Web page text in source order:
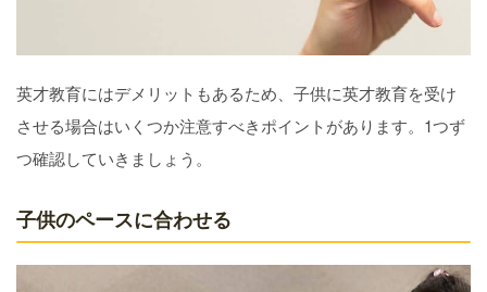
英才教育にはデメリットもあるため、子供に英才教育を受け
させる場合はいくつか注意すべきポイントがあります。1つず
つ確認していきましょう。
子供のペースに合わせる